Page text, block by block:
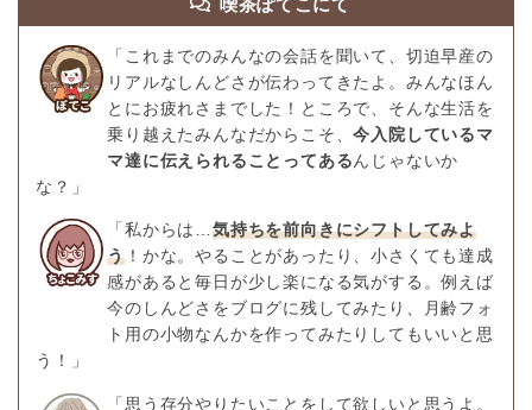
喫茶ぽてこにて
「これまでのみんなの会話を聞いて、切迫早産の
リアルなしんどさが伝わってきたよ。みんなほん
とにお疲れさまでした！ところで、そんな生活を
乗り越えたみんなだからこそ、今入院しているマ
マ達に伝えられることってあるんじゃないか
な？」
「私からは…気持ちを前向きにシフトしてみよ
う ！かな。やることがあったり、小さくても達成
感があると毎日が少し楽になる気がする。例えば
今のしんどさをブログに残してみたり、月齢フォ
ト用の小物なんかを作ってみたりしてもいいと思
う！」
「思う存分やりたいことをして欲しいと思うよ。